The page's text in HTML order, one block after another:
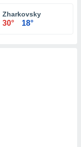
Zharkovsky
30° 18°